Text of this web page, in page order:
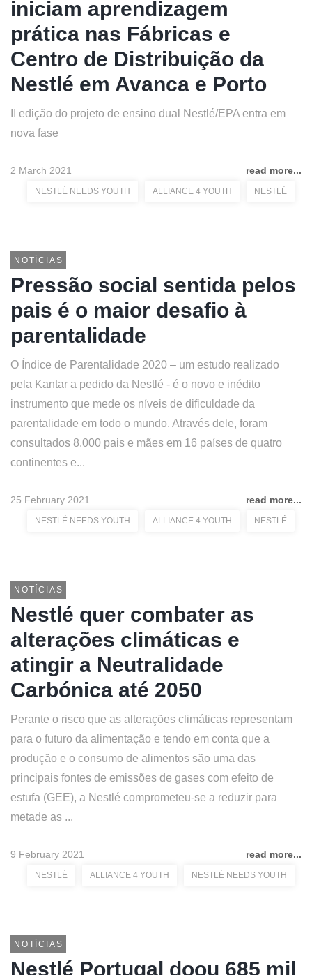
iniciam aprendizagem
prática nas Fábricas e
Centro de Distribuição da
Nestlé em Avanca e Porto
II edição do projeto de ensino dual Nestlé/EPA entra em
nova fase
2 March 2021 read more...
NESTLÉ NEEDS YOUTH ALLIANCE 4 YOUTH NESTLÉ
NOTÍCIAS
Pressão social sentida pelos
pais é o maior desafio à
parentalidade
O Índice de Parentalidade 2020 – um estudo realizado
pela Kantar a pedido da Nestlé - é o novo e inédito
instrumento que mede os níveis de dificuldade da
parentalidade em todo o mundo. Através dele, foram
consultados 8.000 pais e mães em 16 países de quatro
continentes e...
25 February 2021 read more...
NESTLÉ NEEDS YOUTH ALLIANCE 4 YOUTH NESTLÉ
NOTÍCIAS
Nestlé quer combater as
alterações climáticas e
atingir a Neutralidade
Carbónica até 2050
Perante o risco que as alterações climáticas representam
para o futuro da alimentação e tendo em conta que a
produção e o consumo de alimentos são uma das
principais fontes de emissões de gases com efeito de
estufa (GEE), a Nestlé comprometeu-se a reduzir para
metade as ...
9 February 2021 read more...
NESTLÉ ALLIANCE 4 YOUTH NESTLÉ NEEDS YOUTH
NOTÍCIAS
Nestlé Portugal doou 685 mil